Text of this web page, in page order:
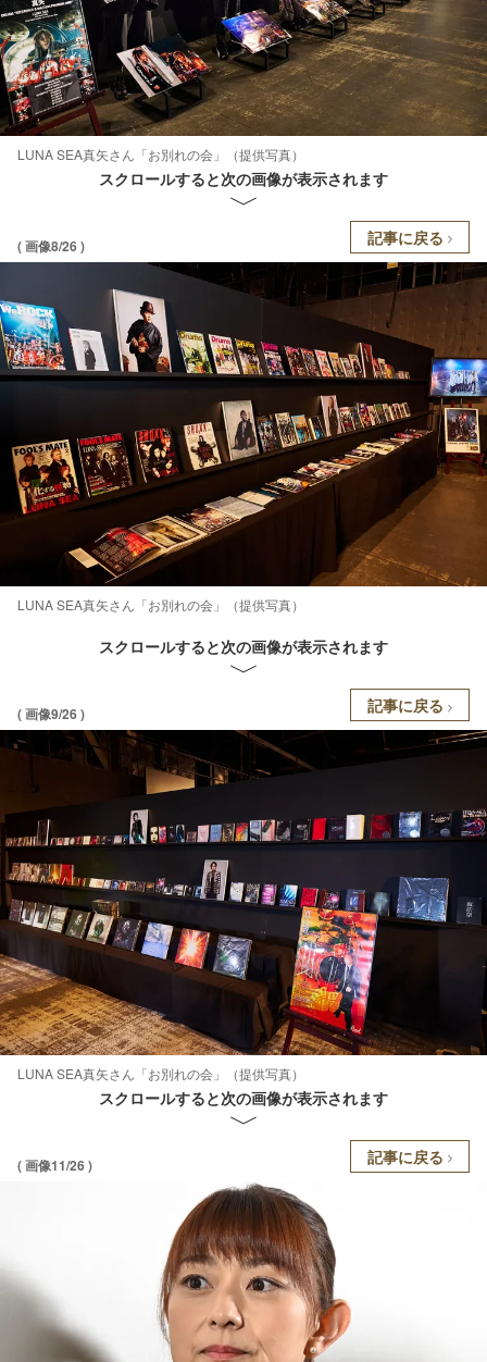
LUNA SEA真矢さん「お別れの会」（提供写真）
スクロールすると次の画像が表示されます
( 画像8/26 ) 記事に戻る
LUNA SEA真矢さん「お別れの会」（提供写真）
スクロールすると次の画像が表示されます
( 画像9/26 ) 記事に戻る
LUNA SEA真矢さん「お別れの会」（提供写真）
スクロールすると次の画像が表示されます
( 画像11/26 ) 記事に戻る